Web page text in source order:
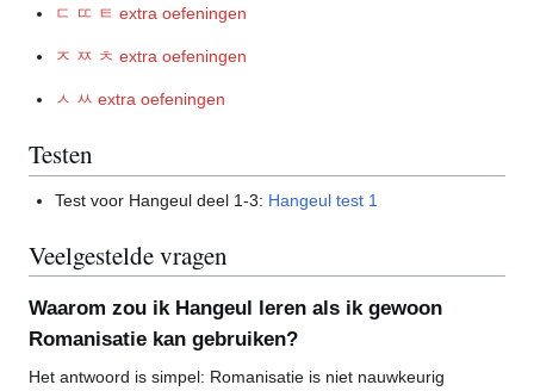
ㄷ ㄸ ㅌ extra oefeningen
ㅈ ㅉ ㅊ extra oefeningen
ㅅ ㅆ extra oefeningen
Testen
Test voor Hangeul deel 1-3: Hangeul test 1
Veelgestelde vragen
Waarom zou ik Hangeul leren als ik gewoon
Romanisatie kan gebruiken?
Het antwoord is simpel: Romanisatie is niet nauwkeurig